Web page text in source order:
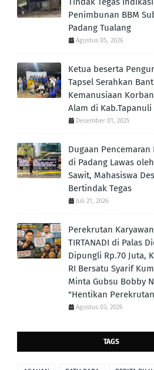
Penimbunan BBM
Padang Tualang
Agustus 05, 2026
Ketua beserta
Tapsel Serahkan
Kemanusiaan
Alam di Kab.Tapanuli
Desember 01, 2025
Dugaan Pencemaran
di Padang Lawas
Sawit, Mahasiswa
Bertindak Tegas ‎
Juli 21, 2026
Perekrutan
TIRTANADI di Palas
Dipungli Rp.70 Juta,
RI Bersatu Syarif
Minta Gubsu Bobby
"Hentikan
Agustus 03, 2026
TAGS